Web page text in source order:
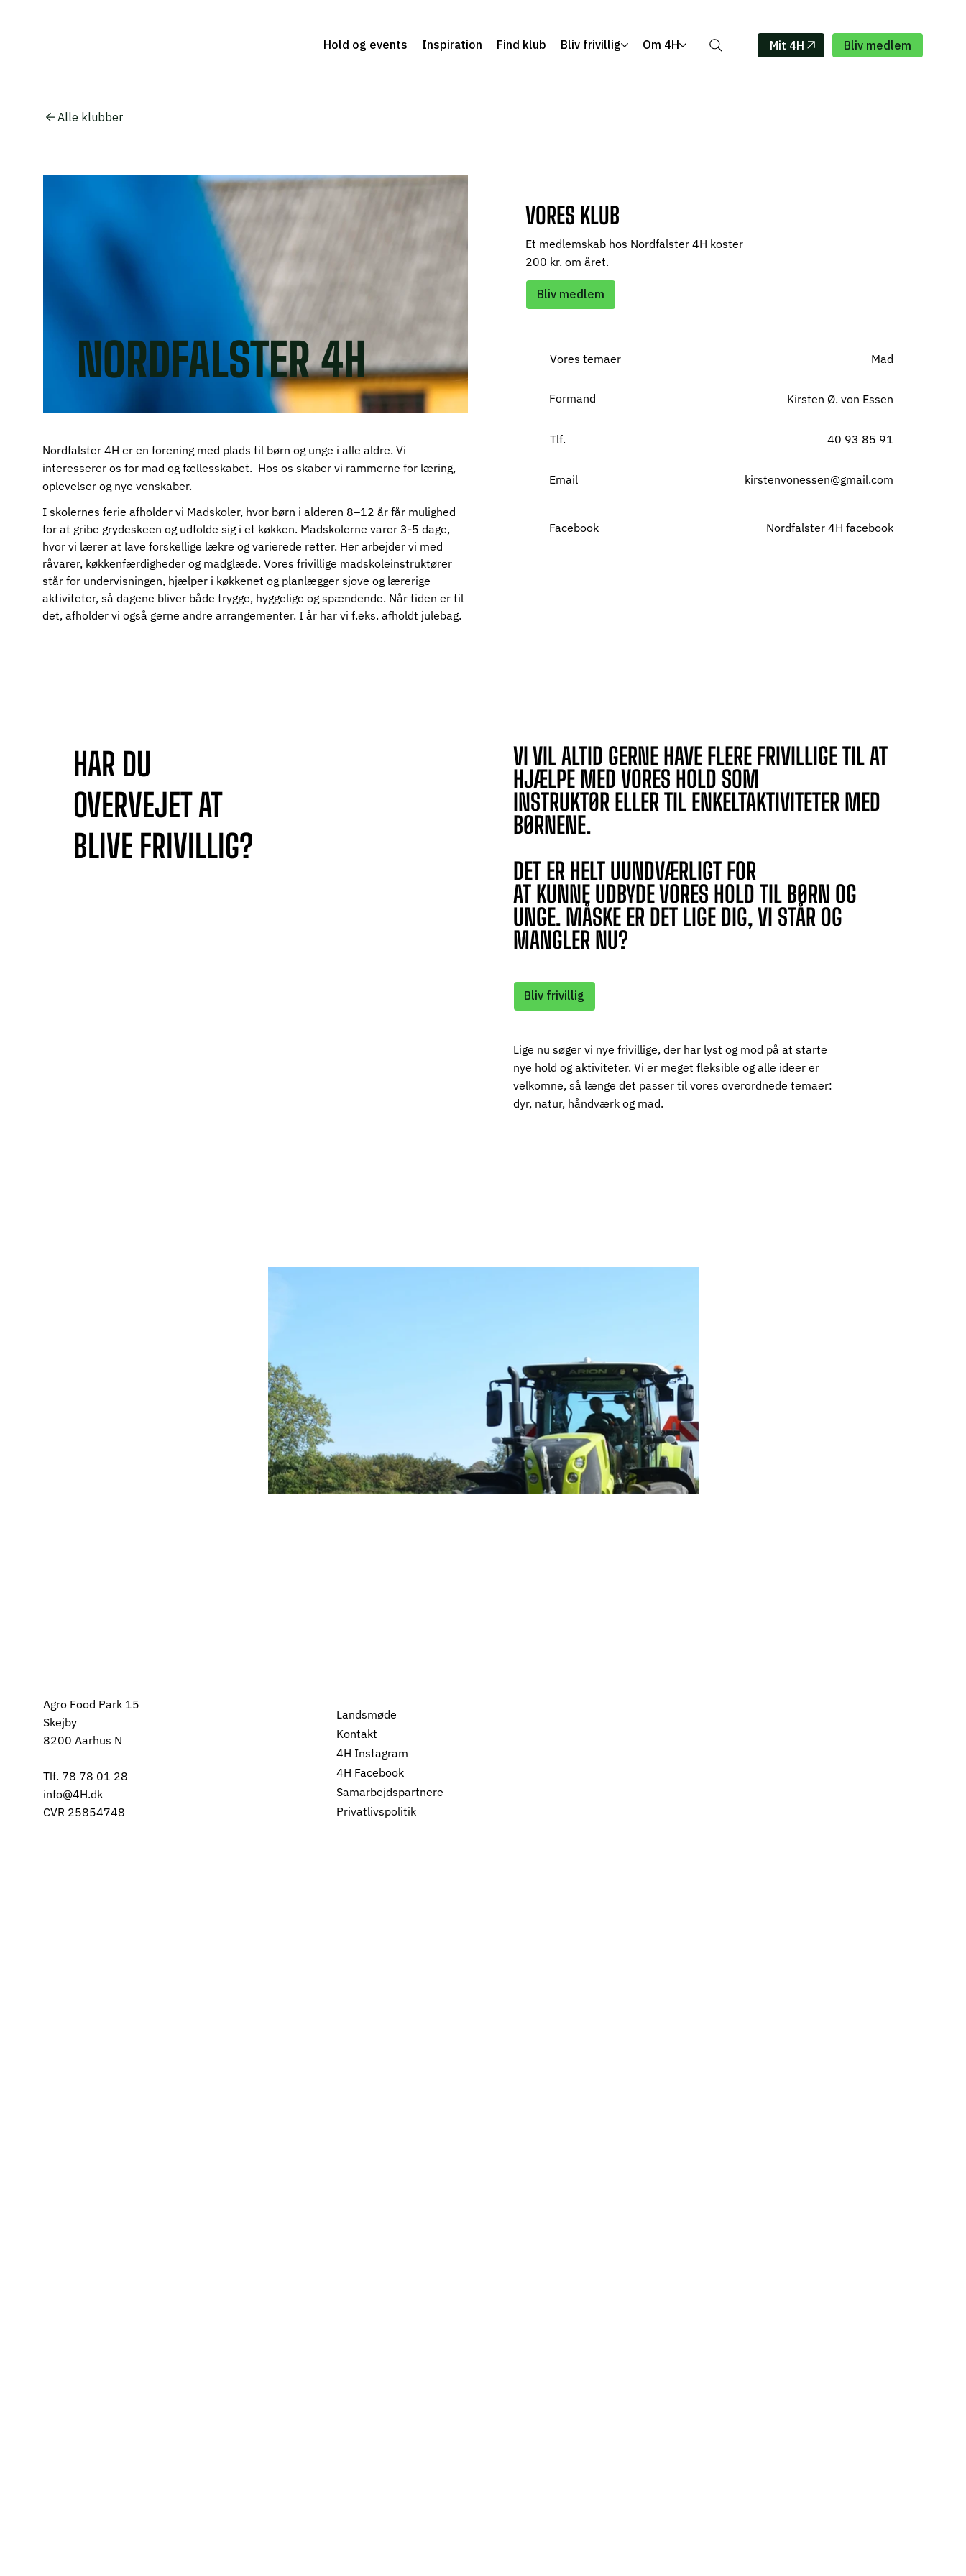
Hold og events Inspiration Find klub Bliv frivillig Om 4H Mit 4H Bliv medlem
Alle klubber
NORDFALSTER 4H
Nordfalster 4H er en forening med plads til børn og unge i alle aldre. Vi
interesserer os for mad og fællesskabet. Hos os skaber vi rammerne for læring,
oplevelser og nye venskaber.
I skolernes ferie afholder vi Madskoler, hvor børn i alderen 8–12 år får mulighed
for at gribe grydeskeen og udfolde sig i et køkken. Madskolerne varer 3-5 dage,
hvor vi lærer at lave forskellige lækre og varierede retter. Her arbejder vi med
råvarer, køkkenfærdigheder og madglæde. Vores frivillige madskoleinstruktører
står for undervisningen, hjælper i køkkenet og planlægger sjove og lærerige
aktiviteter, så dagene bliver både trygge, hyggelige og spændende. Når tiden er til
det, afholder vi også gerne andre arrangementer. I år har vi f.eks. afholdt julebag.
VORES KLUB
Et medlemskab hos Nordfalster 4H koster
200 kr. om året.
Bliv medlem
Vores temaer Mad
Formand Kirsten Ø. von Essen
Tlf. 40 93 85 91
Email kirstenvonessen@gmail.com
Facebook Nordfalster 4H facebook
HAR DU
OVERVEJET AT
BLIVE FRIVILLIG?
VI VIL ALTID GERNE HAVE FLERE FRIVILLIGE TIL AT
HJÆLPE MED VORES HOLD SOM
INSTRUKTØR ELLER TIL ENKELTAKTIVITETER MED
BØRNENE.
DET ER HELT UUNDVÆRLIGT FOR
AT KUNNE UDBYDE VORES HOLD TIL BØRN OG
UNGE. MÅSKE ER DET LIGE DIG, VI STÅR OG
MANGLER NU?
Bliv frivillig
Lige nu søger vi nye frivillige, der har lyst og mod på at starte
nye hold og aktiviteter. Vi er meget fleksible og alle ideer er
velkomne, så længe det passer til vores overordnede temaer:
dyr, natur, håndværk og mad.
Agro Food Park 15
Skejby
8200 Aarhus N
Tlf. 78 78 01 28
info@4H.dk
CVR 25854748
Landsmøde
Kontakt
4H Instagram
4H Facebook
Samarbejdspartnere
Privatlivspolitik